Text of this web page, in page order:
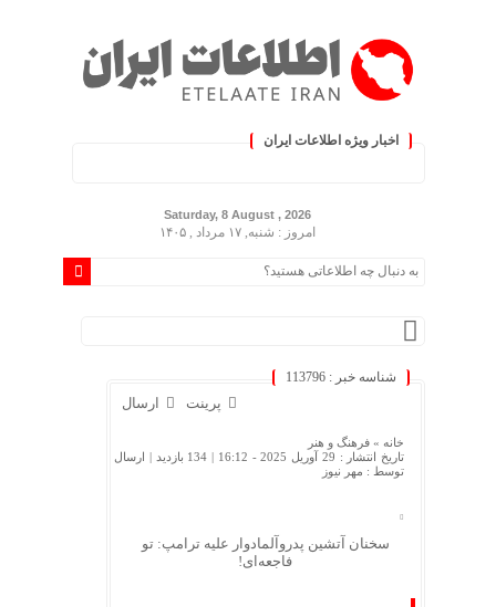
اخبار ویژه اطلاعات ایران
Saturday, 8 August , 2026
امروز : شنبه, ۱۷ مرداد , ۱۴۰۵
شناسه خبر : 113796
ارسال پرینت
خانه » فرهنگ و هنر
تاریخ انتشار : 29 آوریل 2025 - 16:12 |
134 بازدید
| ارسال
توسط : مهر نیوز
سخنان آتشین پدروآلمادوار علیه ترامپ: تو
فاجعه‌ای!